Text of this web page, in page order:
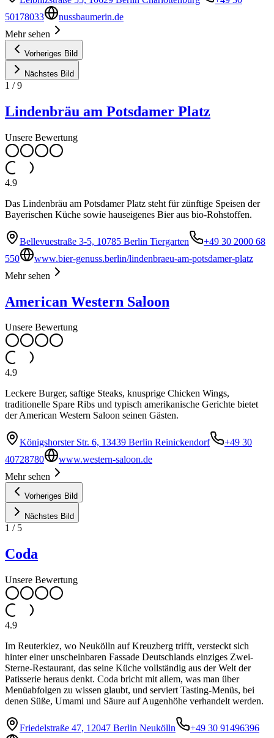
50178033
nussbaumerin.de
Mehr sehen
Vorheriges Bild
Nächstes Bild
1 /9
Lindenbräu am Potsdamer Platz
Unsere Bewertung
4.9
Das Lindenbräu am Potsdamer Platz steht für zünftige Speisen der
Bayerischen Küche sowie hauseigenes Bier aus bio-Rohstoffen.
Bellevuestraße 3-5, 10785 Berlin Tiergarten
+49 30 2000 68
550
www.bier-genuss.berlin/lindenbraeu-am-potsdamer-platz
Mehr sehen
American Western Saloon
Unsere Bewertung
4.9
Leckere Burger, saftige Steaks, knusprige Chicken Wings,
traditionelle Spare Ribs und typisch amerikanische Gerichte bietet
der American Western Saloon seinen Gästen.
Königshorster Str. 6, 13439 Berlin Reinickendorf
+49 30
40728780
www.western-saloon.de
Mehr sehen
Vorheriges Bild
Nächstes Bild
1 / 5
Coda
Unsere Bewertung
4.9
Im Reuterkiez, wo Neukölln auf Kreuzberg trifft, versteckt sich
hinter einer unscheinbaren Fassade Deutschlands einziges Zwei-
Sterne-Restaurant, das seine Küche vollständig aus der Welt der
Patisserie heraus denkt. Coda bricht mit allem, was man über
Menüabfolgen zu wissen glaubt, und serviert Tasting-Menüs, bei
denen Süße, Umami und Säure auf Augenhöhe verhandelt werden.
Friedelstraße 47, 12047 Berlin Neukölln
+49 30 91496396